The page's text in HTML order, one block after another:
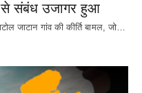
से संबंध उजागर हुआ
जाटान गांव की कीर्ति बामल, जो…